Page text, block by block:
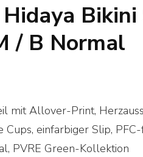
Bikini
/ B Normal
mit Allover-Print,
Cups, einfarbiger Slip,
PVRE Green-Kollektion